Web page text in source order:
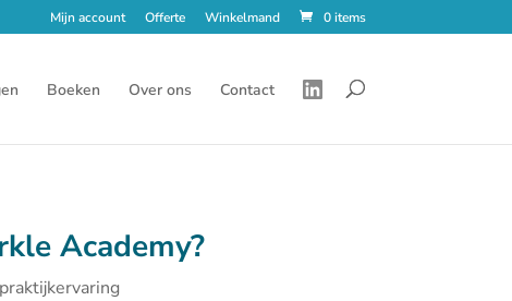
Mijn account Offerte Winkelmand 0 items
Boeken Over ons Contact
Academy?